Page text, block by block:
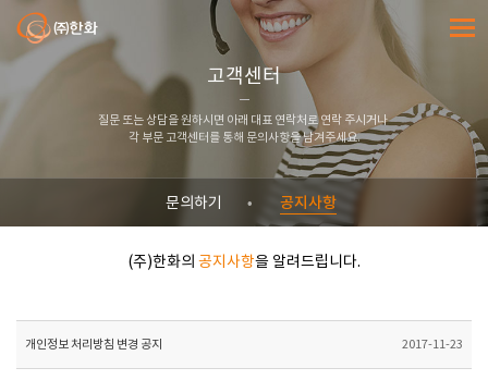
㈜한화 전체
고객센터
질문 또는 상담을 원하시면 아래 대표 연락처로 연락 주시거나
각 부문 고객센터를 통해 문의사항을 남겨주세요.
문의하기 공지사항
(주)한화의 공지사항을 알려드립니다.
개인정보 처리방침 변경 공지 2017-11-23